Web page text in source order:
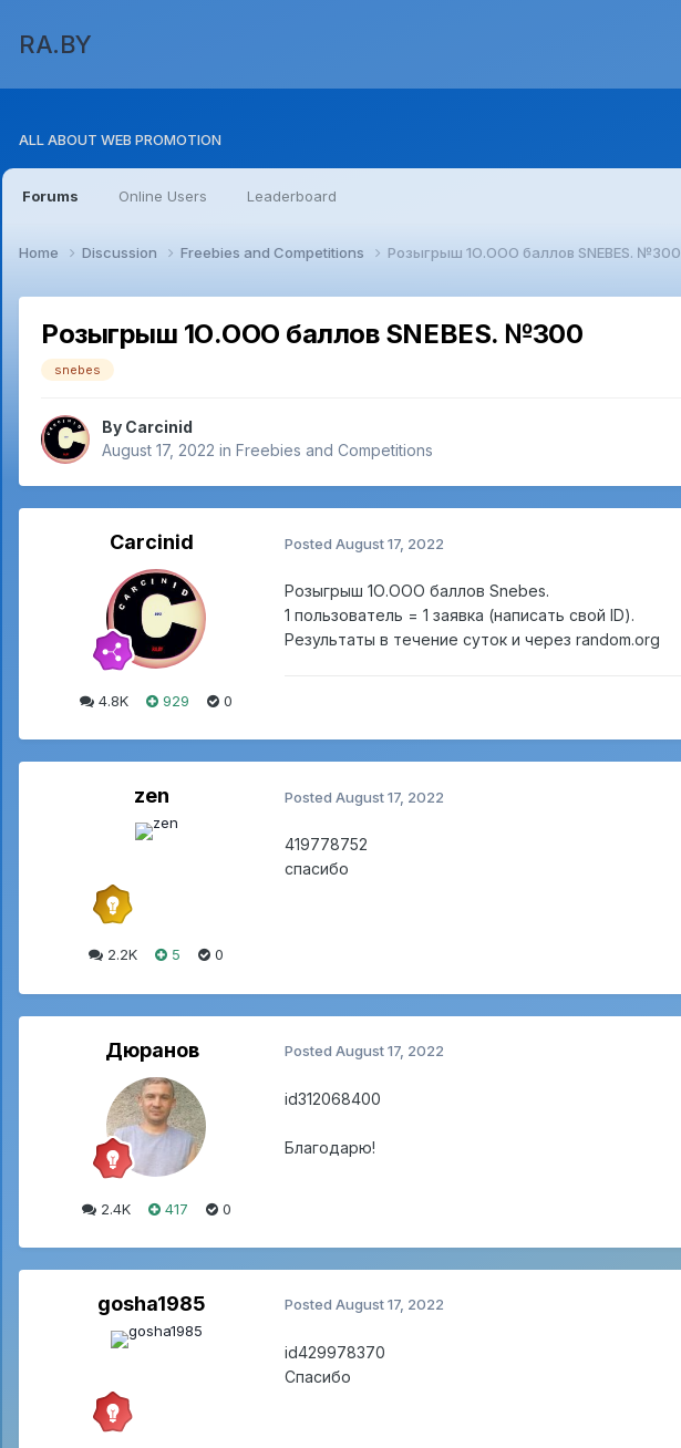
RA.BY
ALL ABOUT WEB PROMOTION
Forums Online Users Leaderboard
Home Discussion Freebies and Competitions Розыгрыш 1О.ООО баллов SNEBES. №300
Розыгрыш 1О.ООО баллов SNEBES. №300
snebes
By Carcinid
August 17, 2022 in Freebies and Competitions
Carcinid
4.8K 929 0
Posted August 17, 2022
Розыгрыш 1О.ООО баллов Snebes.
1 пользователь = 1 заявка (написать свой ID).
Результаты в течение суток и через random.org
zen
2.2K 5 0
Posted August 17, 2022
419778752
спасибо
Дюранов
2.4K 417 0
Posted August 17, 2022
id312068400
Благодарю!
gosha1985 Posted August 17, 2022
id429978370
Cпасибо